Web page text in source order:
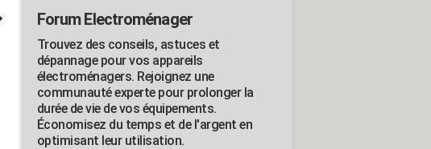
Forum Electroménager
Trouvez des conseils, astuces et
dépannage pour vos appareils
électroménagers. Rejoignez une
communauté experte pour prolonger la
durée de vie de vos équipements.
Économisez du temps et de l'argent en
optimisant leur utilisation.